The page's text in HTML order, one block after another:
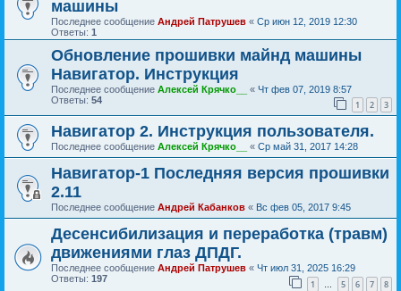
машины
Последнее сообщение Андрей Патрушев « Ср июн 12, 2019 12:30
Ответы: 1
Обновление прошивки майнд машины
Навигатор. Инструкция
Последнее сообщение Алексей Крячко__ « Чт фев 07, 2019 8:57
Ответы: 54 1 2 3
Навигатор 2. Инструкция пользователя.
Последнее сообщение Алексей Крячко__ « Ср май 31, 2017 14:28
Навигатор-1 Последняя версия прошивки
2.11
Последнее сообщение Андрей Кабанков « Вс фев 05, 2017 9:45
Десенсибилизация и переработка (травм)
движениями глаз ДПДГ.
Последнее сообщение Андрей Патрушев « Чт июл 31, 2025 16:29
Ответы: 197 1 … 5 6 7 8